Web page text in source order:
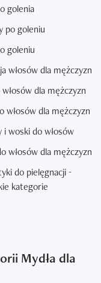
golenia
po goleniu
goleniu
włosów dla mężczyzn
dla mężczyzn
włosów dla mężczyzn
i woski do włosów
włosów dla mężczyzn
do pielęgnacji -
kategorie
Mydła dla